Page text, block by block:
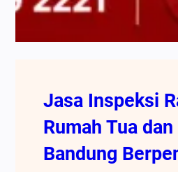
Jasa Inspeksi
Rumah Tua
Bandung